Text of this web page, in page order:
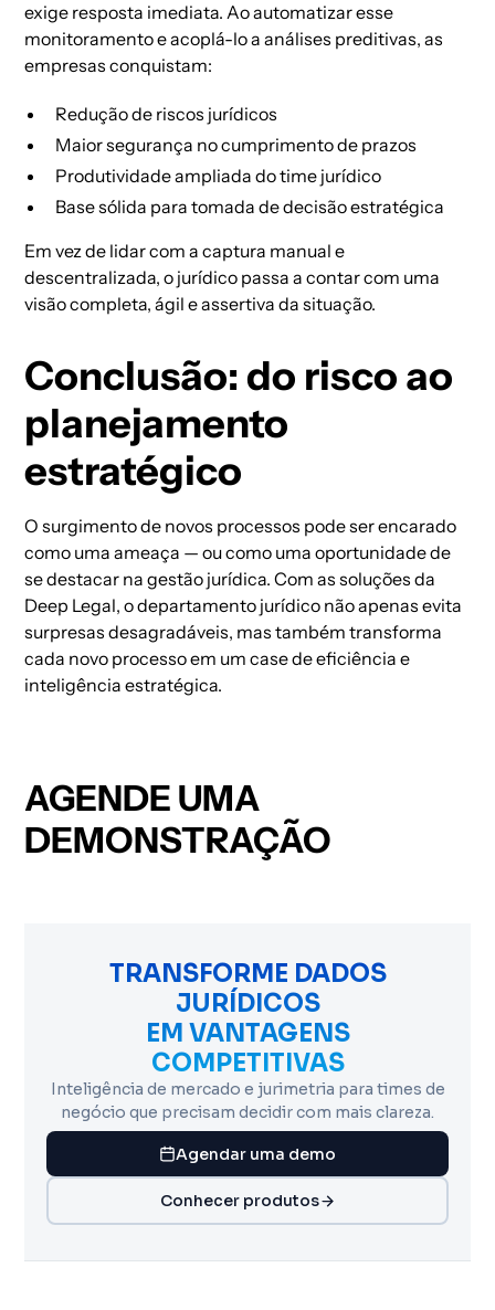
exige resposta imediata. Ao automatizar esse
monitoramento e acoplá-lo a análises preditivas, as
empresas conquistam:
Redução de riscos jurídicos
Maior segurança no cumprimento de prazos
Produtividade ampliada do time jurídico
Base sólida para tomada de decisão estratégica
Em vez de lidar com a captura manual e
descentralizada, o jurídico passa a contar com uma
visão completa, ágil e assertiva da situação.
Conclusão: do risco ao
planejamento
estratégico
O surgimento de novos processos pode ser encarado
como uma ameaça — ou como uma oportunidade de
se destacar na gestão jurídica. Com as soluções da
Deep Legal, o departamento jurídico não apenas evita
surpresas desagradáveis, mas também transforma
cada novo processo em um case de eficiência e
inteligência estratégica.
AGENDE UMA
DEMONSTRAÇÃO
TRANSFORME DADOS
JURÍDICOS
EM VANTAGENS
COMPETITIVAS
Inteligência de mercado e jurimetria para times de
negócio que precisam decidir com mais clareza.
Agendar uma demo
Conhecer produtos